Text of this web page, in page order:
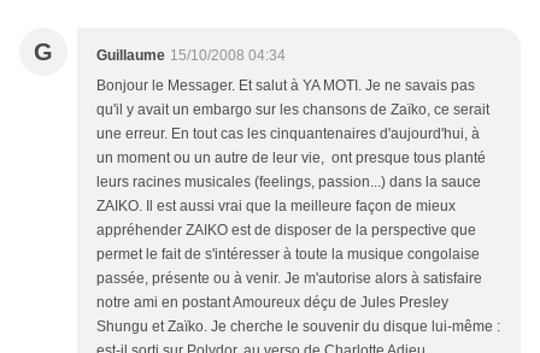
G Guillaume 15/10/2008 04:34
Bonjour le Messager. Et salut à YA MOTI. Je ne savais pas
qu'il y avait un embargo sur les chansons de Zaïko, ce serait
une erreur. En tout cas les cinquantenaires d'aujourd'hui, à
un moment ou un autre de leur vie, ont presque tous planté
leurs racines musicales (feelings, passion...) dans la sauce
ZAIKO. Il est aussi vrai que la meilleure façon de mieux
appréhender ZAIKO est de disposer de la perspective que
permet le fait de s'intéresser à toute la musique congolaise
passée, présente ou à venir. Je m'autorise alors à satisfaire
notre ami en postant Amoureux déçu de Jules Presley
Shungu et Zaïko. Je cherche le souvenir du disque lui-même :